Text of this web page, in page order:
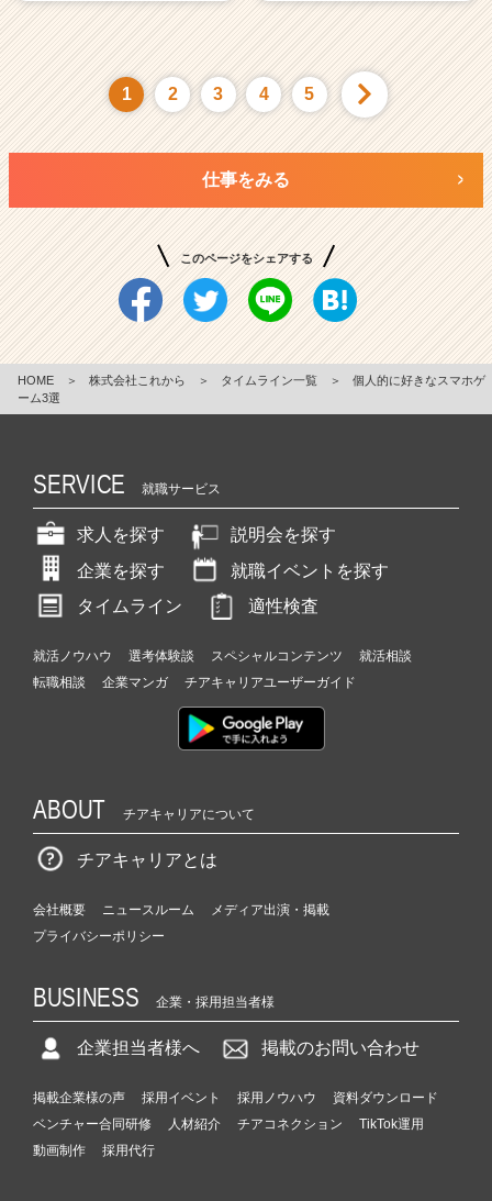
1 2 3 4 5
仕事をみる
このページをシェアする
HOME ＞ 株式会社これから ＞ タイムライン一覧 ＞
個人的に好きなスマホゲ
ーム3選
SERVICE 就職サービス
求人を探す
説明会を探す
企業を探す
就職イベントを探す
タイムライン
適性検査
就活ノウハウ 選考体験談 スペシャルコンテンツ
就活相談
転職相談
企業マンガ チアキャリアユーザーガイド
ABOUT チアキャリアについて
チアキャリアとは
会社概要 ニュースルーム
メディア出演・掲載
プライバシーポリシー
BUSINESS 企業・採用担当者様
企業担当者様へ 掲載のお問い合わせ
掲載企業様の声 採用イベント 採用ノウハウ
資料ダウンロード
ベンチャー合同研修
人材紹介 チアコネクション
TikTok運用
動画制作
採用代行